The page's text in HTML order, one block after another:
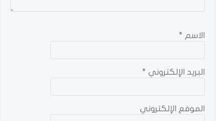
الاسم *
البريد الإلكتروني *
الموقع الإلكتروني